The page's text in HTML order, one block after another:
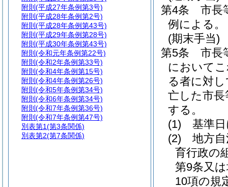
第4条
市長
例による。
(期末手当)
第5条
市長
において
る者に対
亡した市
する。
(1)
基準
(2)
地方
育行政の
第9条又
10項の規
附則 (平成27年条例第3号)
附則 (平成28年条例第2号)
附則 (平成28年条例第43号)
附則 (平成29年条例第28号)
附則 (平成30年条例第43号)
附則 (令和元年条例第22号)
附則 (令和2年条例第33号)
附則 (令和4年条例第15号)
附則 (令和4年条例第26号)
附則 (令和5年条例第34号)
附則 (令和6年条例第34号)
附則 (令和7年条例第36号)
附則 (令和7年条例第47号)
別表第1(第3条関係)
別表第2(第7条関係)